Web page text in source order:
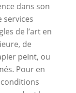
dans son
services
de l’art en
de
peint, ou
Pour en